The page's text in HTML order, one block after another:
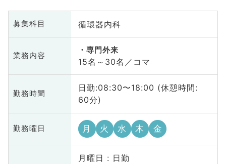
募集科目 循環器内科
業務内容
専門外来
15名～30名／コマ
勤務時間
日勤:08:30〜18:00 (休憩時間:
60分)
勤務曜日 月 火 水 木 金
月曜日 : 日勤